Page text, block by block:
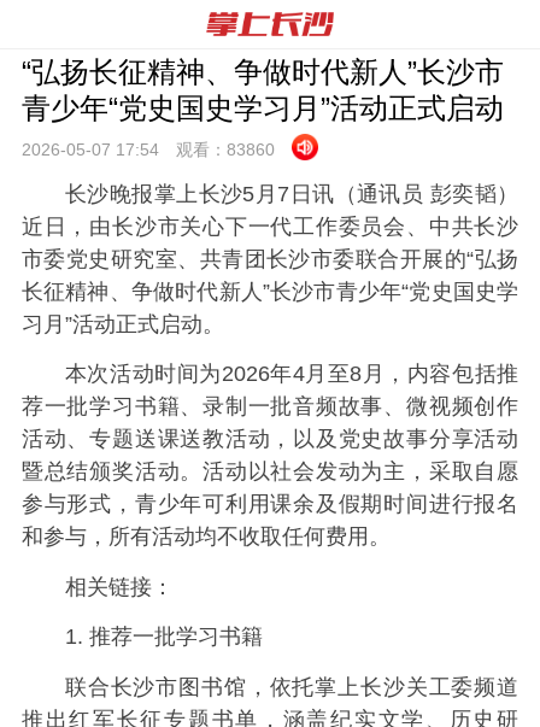
“弘扬长征精神、争做时代新人”长沙市
青少年“党史国史学习月”活动正式启动
2026-05-07 17:54 观看： 83860
长沙晚报掌上长沙5月7日讯（通讯员 彭奕韬）
近日，由长沙市关心下一代工作委员会、中共长沙
市委党史研究室、共青团长沙市委联合开展的“弘扬
长征精神、争做时代新人”长沙市青少年“党史国史学
习月”活动正式启动。
本次活动时间为2026年4月至8月，内容包括推
荐一批学习书籍、录制一批音频故事、微视频创作
活动、专题送课送教活动，以及党史故事分享活动
暨总结颁奖活动。活动以社会发动为主，采取自愿
参与形式，青少年可利用课余及假期时间进行报名
和参与，所有活动均不收取任何费用。
相关链接：
1. 推荐一批学习书籍
联合长沙市图书馆，依托掌上长沙关工委频道
推出红军长征专题书单，涵盖纪实文学、历史研